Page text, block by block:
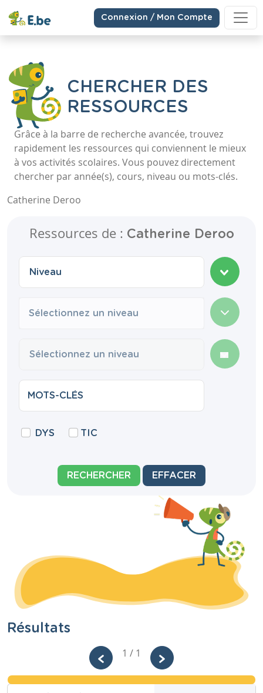
Connexion / Mon Compte
CHERCHER DES
RESSOURCES
Grâce à la barre de recherche avancée, trouvez
rapidement les ressources qui conviennent le mieux
à vos activités scolaires. Vous pouvez directement
chercher par année(s), cours, niveau ou mots-clés.
Catherine Deroo
Ressources de : Catherine Deroo
Sélectionnez un niveau
DYS TIC
RECHERCHER EFFACER
Résultats
1 / 1